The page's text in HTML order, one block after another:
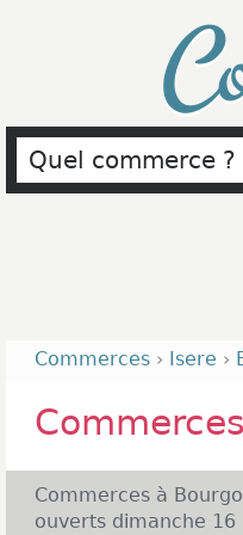
Commerces › Isere ›
Commerces à
ouverts dimanche 16